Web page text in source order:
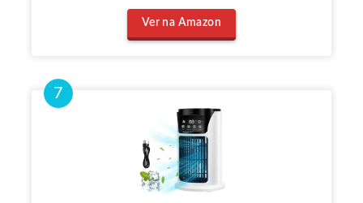
Ver na Amazon